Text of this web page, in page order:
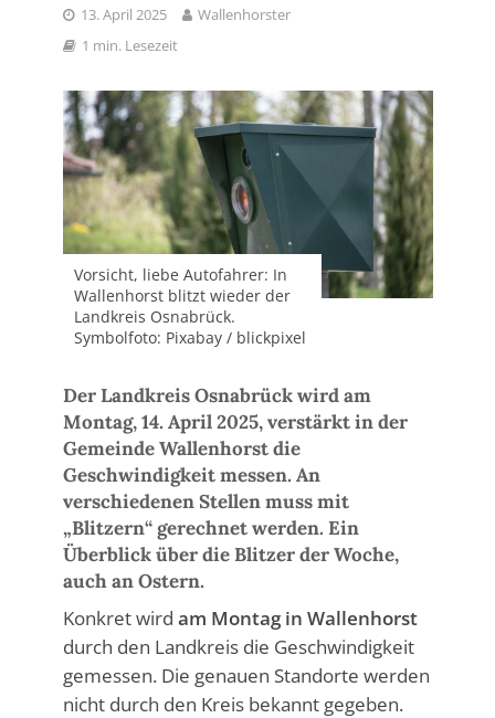
13. April 2025
Wallenhorster
1 min. Lesezeit
Vorsicht, liebe Autofahrer: In
Wallenhorst blitzt wieder der
Landkreis Osnabrück.
Symbolfoto: Pixabay / blickpixel
Der Landkreis Osnabrück wird am
Montag, 14. April 2025, verstärkt in der
Gemeinde Wallenhorst die
Geschwindigkeit messen. An
verschiedenen Stellen muss mit
„Blitzern“ gerechnet werden. Ein
Überblick über die Blitzer der Woche,
auch an Ostern.
Konkret wird am Montag in Wallenhorst
durch den Landkreis die Geschwindigkeit
gemessen. Die genauen Standorte werden
nicht durch den Kreis bekannt gegeben.